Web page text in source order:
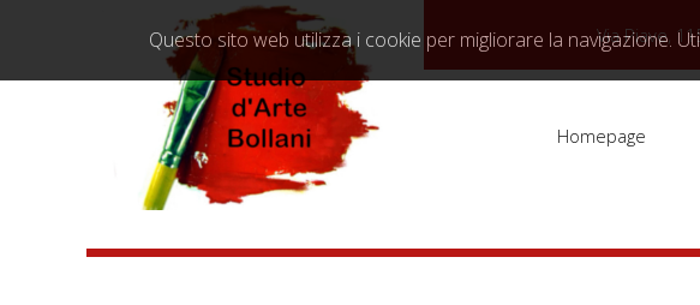
Via Piave,
Homepage
Questo sito web utilizza i cookie per migliorare la navigazione.